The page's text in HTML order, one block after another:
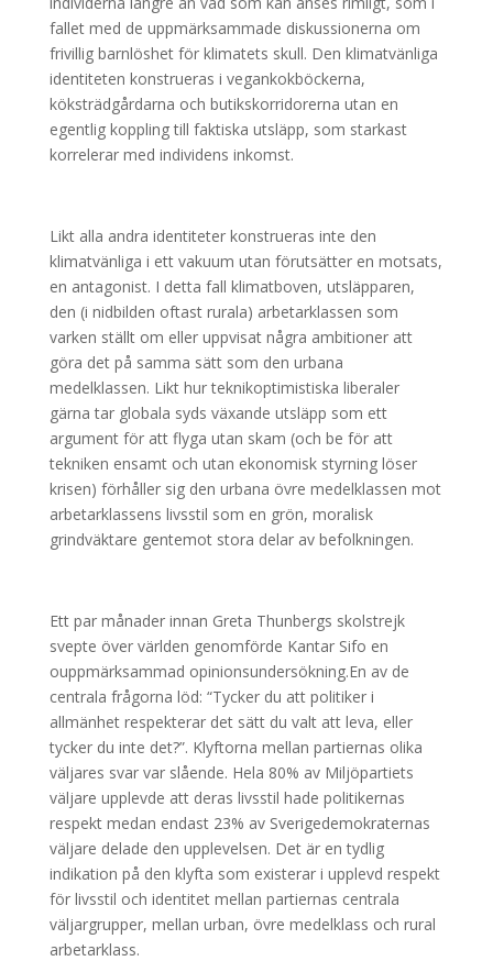
fallet med de uppmärksammade diskussionerna om
frivillig barnlöshet för klimatets skull. Den klimatvänliga
identiteten konstrueras i vegankokböckerna,
köksträdgårdarna och butikskorridorerna utan en
egentlig koppling till faktiska utsläpp, som starkast
korrelerar med individens inkomst.
Likt alla andra identiteter konstrueras inte den
klimatvänliga i ett vakuum utan förutsätter en motsats,
en antagonist. I detta fall klimatboven, utsläpparen,
den (i nidbilden oftast rurala) arbetarklassen som
varken ställt om eller uppvisat några ambitioner att
göra det på samma sätt som den urbana
medelklassen. Likt hur teknikoptimistiska liberaler
gärna tar globala syds växande utsläpp som ett
argument för att flyga utan skam (och be för att
tekniken ensamt och utan ekonomisk styrning löser
krisen) förhåller sig den urbana övre medelklassen mot
arbetarklassens livsstil som en grön, moralisk
grindväktare gentemot stora delar av befolkningen.
Ett par månader innan Greta Thunbergs skolstrejk
svepte över världen genomförde Kantar Sifo en
ouppmärksammad opinionsundersökning.En av de
centrala frågorna löd: “Tycker du att politiker i
allmänhet respekterar det sätt du valt att leva, eller
tycker du inte det?”. Klyftorna mellan partiernas olika
väljares svar var slående. Hela 80% av Miljöpartiets
väljare upplevde att deras livsstil hade politikernas
respekt medan endast 23% av Sverigedemokraternas
väljare delade den upplevelsen. Det är en tydlig
indikation på den klyfta som existerar i upplevd respekt
för livsstil och identitet mellan partiernas centrala
väljargrupper, mellan urban, övre medelklass och rural
arbetarklass.